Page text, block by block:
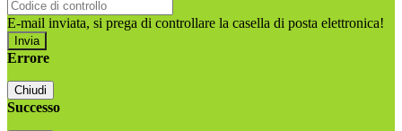
E-mail inviata, si prega di controllare la casella di posta elettronica!
Errore
Chiudi
Successo